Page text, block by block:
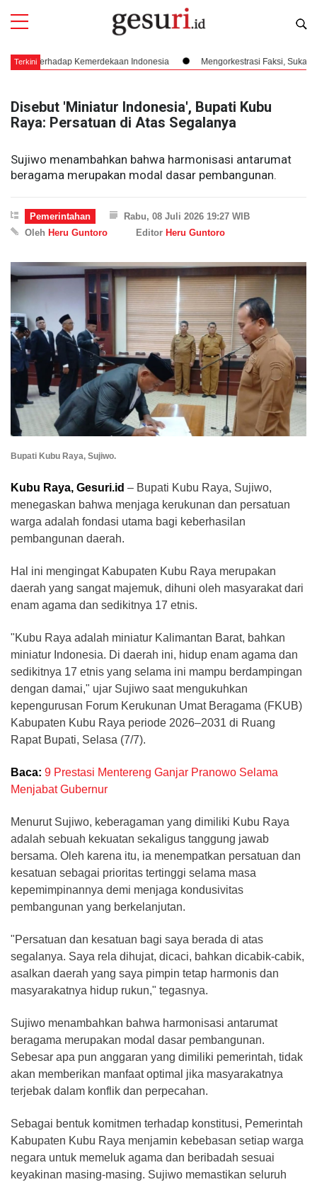
TerkiniKemerdekaan Indonesia Mengorkestrasi Faksi, Sukarno, PPKI,
Disebut 'Miniatur Indonesia', Bupati Kubu
Raya: Persatuan di Atas Segalanya
Sujiwo menambahkan bahwa harmonisasi antarumat
beragama merupakan modal dasar pembangunan.
Pemerintahan
Rabu, 08 Juli 2026 19:27 WIB
Oleh Heru Guntoro Editor Heru Guntoro
Bupati Kubu Raya, Sujiwo.
Kubu Raya, Gesuri.id – Bupati Kubu Raya, Sujiwo,
menegaskan bahwa menjaga kerukunan dan persatuan
warga adalah fondasi utama bagi keberhasilan
pembangunan daerah.
Hal ini mengingat Kabupaten Kubu Raya merupakan
daerah yang sangat majemuk, dihuni oleh masyarakat dari
enam agama dan sedikitnya 17 etnis.
"Kubu Raya adalah miniatur Kalimantan Barat, bahkan
miniatur Indonesia. Di daerah ini, hidup enam agama dan
sedikitnya 17 etnis yang selama ini mampu berdampingan
dengan damai," ujar Sujiwo saat mengukuhkan
kepengurusan Forum Kerukunan Umat Beragama (FKUB)
Kabupaten Kubu Raya periode 2026–2031 di Ruang
Rapat Bupati, Selasa (7/7).
Baca: 9 Prestasi Mentereng Ganjar Pranowo Selama
Menjabat Gubernur
Menurut Sujiwo, keberagaman yang dimiliki Kubu Raya
adalah sebuah kekuatan sekaligus tanggung jawab
bersama. Oleh karena itu, ia menempatkan persatuan dan
kesatuan sebagai prioritas tertinggi selama masa
kepemimpinannya demi menjaga kondusivitas
pembangunan yang berkelanjutan.
"Persatuan dan kesatuan bagi saya berada di atas
segalanya. Saya rela dihujat, dicaci, bahkan dicabik-cabik,
asalkan daerah yang saya pimpin tetap harmonis dan
masyarakatnya hidup rukun," tegasnya.
Sujiwo menambahkan bahwa harmonisasi antarumat
beragama merupakan modal dasar pembangunan.
Sebesar apa pun anggaran yang dimiliki pemerintah, tidak
akan memberikan manfaat optimal jika masyarakatnya
terjebak dalam konflik dan perpecahan.
Sebagai bentuk komitmen terhadap konstitusi, Pemerintah
Kabupaten Kubu Raya menjamin kebebasan setiap warga
negara untuk memeluk agama dan beribadah sesuai
keyakinan masing-masing. Sujiwo memastikan seluruh